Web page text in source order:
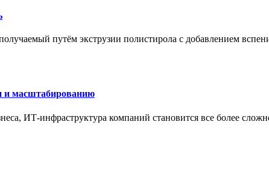
путём экструзии полистирола с добавлением
и масштабированию
ИТ-инфраструктура компаний становится все более